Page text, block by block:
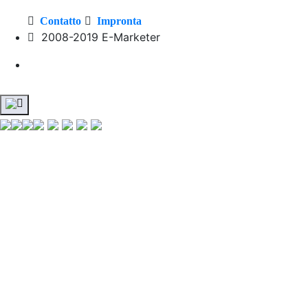
Contatto Impronta
2008-2019 E-Marketer